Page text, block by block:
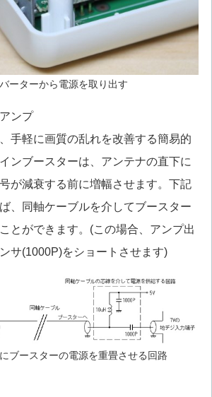
ーターから電源を取り出す
ンプ
手軽に画質の乱れを改善する簡易的
ンブースターは、アンテナの直下に
が減衰する前に増幅させます。下記
、同軸ケーブルを介してブースター
とができます。(この場合、アンプ出
サ(1000P)をショートさせます)
ブースターの電源を重畳させる回路